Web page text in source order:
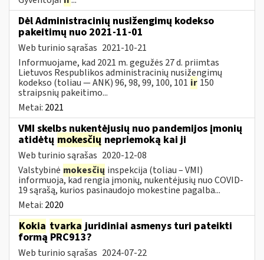
Dėl Administracinių nusižengimų kodekso
pakeitimų nuo 2021-11-01
Web turinio sąrašas 2021-10-21
Informuojame, kad 2021 m. gegužės 27 d. priimtas
Lietuvos Respublikos administracinių nusižengimų
kodekso (toliau — ANK) 96, 98, 99, 100, 101 ir 150
straipsnių pakeitimo...
Metai: 2021
VMI skelbs nukentėjusių nuo pandemijos įmonių
atidėtų mokesčių nepriemoką kai ji
Web turinio sąrašas 2020-12-08
Valstybinė mokesčių inspekcija (toliau – VMI)
informuoja, kad rengia įmonių, nukentėjusių nuo COVID-
19 sąrašą, kurios pasinaudojo mokestine pagalba...
Metai: 2020
Kokia tvarka juridiniai asmenys turi pateikti
formą PRC913?
Web turinio sąrašas 2024-07-22